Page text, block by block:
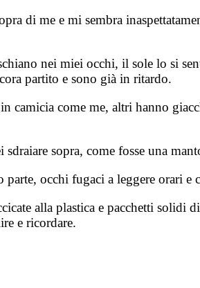
di me e mi sembra
nei miei occhi, il sole lo si
partito e sono già in ritardo.
camicia come me, altri hanno
sopra, come fosse una
occhi fugaci a leggere orari e
alla plastica e pacchetti
e ricordare.